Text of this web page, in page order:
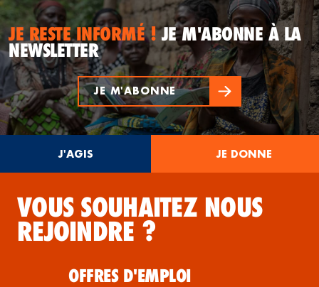
JE RESTE INFORMÉ !JE M'ABONNE À LA
NEWSLETTER
JE M'ABONNE
J'AGIS JE DONNE
VOUS SOUHAITEZ NOUS
REJOINDRE ?
OFFRES D'EMPLOI